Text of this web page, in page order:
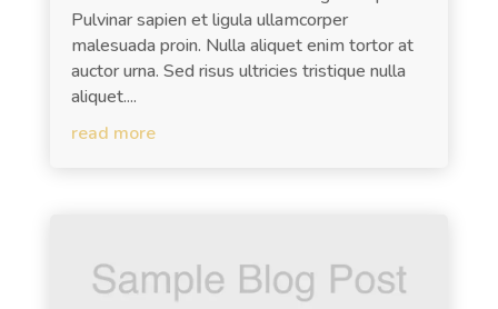
Pulvinar sapien et ligula ullamcorper
malesuada proin. Nulla aliquet enim tortor at
auctor urna. Sed risus ultricies tristique nulla
aliquet....
read more